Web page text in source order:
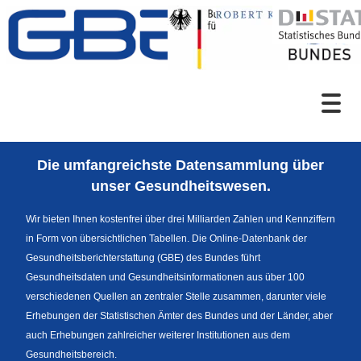
Zum Inhalt
Sprachumschaltung
Die umfangreichste Datensammlung über
unser Gesundheitswesen.
Wir bieten Ihnen kostenfrei über drei Milliarden Zahlen und Kennziffern
in Form von übersichtlichen Tabellen. Die Online-Datenbank der
Gesundheitsberichterstattung (GBE) des Bundes führt
Gesundheitsdaten und Gesundheitsinformationen aus über 100
verschiedenen Quellen an zentraler Stelle zusammen, darunter viele
Erhebungen der Statistischen Ämter des Bundes und der Länder, aber
auch Erhebungen zahlreicher weiterer Institutionen aus dem
Gesundheitsbereich.